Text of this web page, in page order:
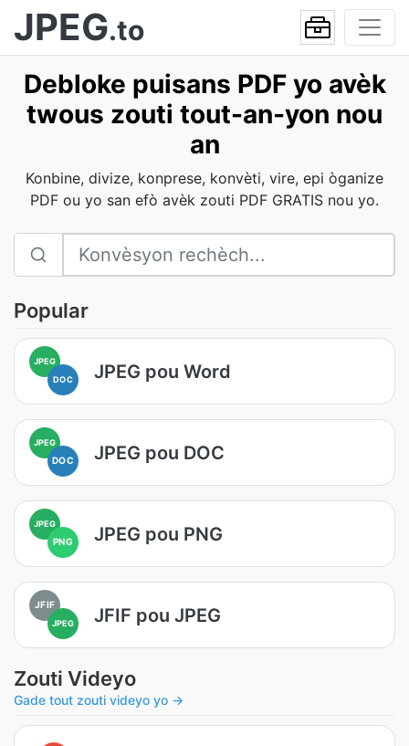
JPEG.to
Debloke puisans PDF yo avèk
twous zouti tout-an-yon nou
an
Konbine, divize, konprese, konvèti, vire, epi òganize
PDF ou yo san efò avèk zouti PDF GRATIS nou yo.
Popular
JPEG
DOC
JPEG pou Word
JPEG
DOC JPEG pou DOC
JPEG
PNG JPEG pou PNG
JFIF
JPEG JFIF pou JPEG
Zouti Videyo
Gade tout zouti videyo yo →